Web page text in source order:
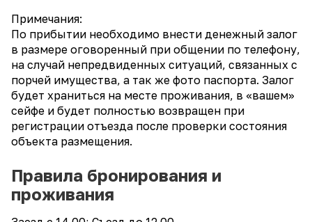
Примечания:
По прибытии необходимо внести денежный залог
в размере оговоренный при общении по телефону,
на случай непредвиденных ситуаций, связанных с
порчей имущества, а так же фото паспорта. Залог
будет храниться на месте проживания, в «вашем»
сейфе и будет полностью возвращен при
регистрации отъезда после проверки состояния
объекта размещения.
Правила бронирования и
проживания